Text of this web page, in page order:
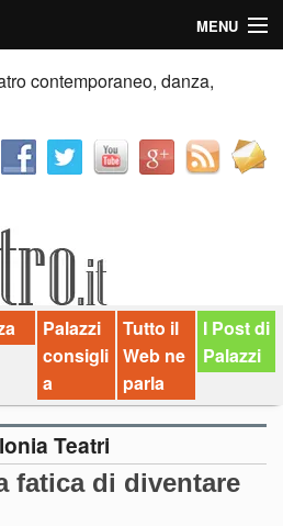
MENU
contemporaneo, danza,
Palazzi
consigli
a
Tutto il
Web ne
parla
I Post di
Palazzi
Teatri
fatica di diventare